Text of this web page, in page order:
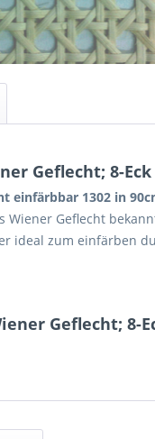
Geflecht; 8-
einfärbbar 1302 in
Wiener Geflecht
ideal zum einfärben
Geflecht; 8-